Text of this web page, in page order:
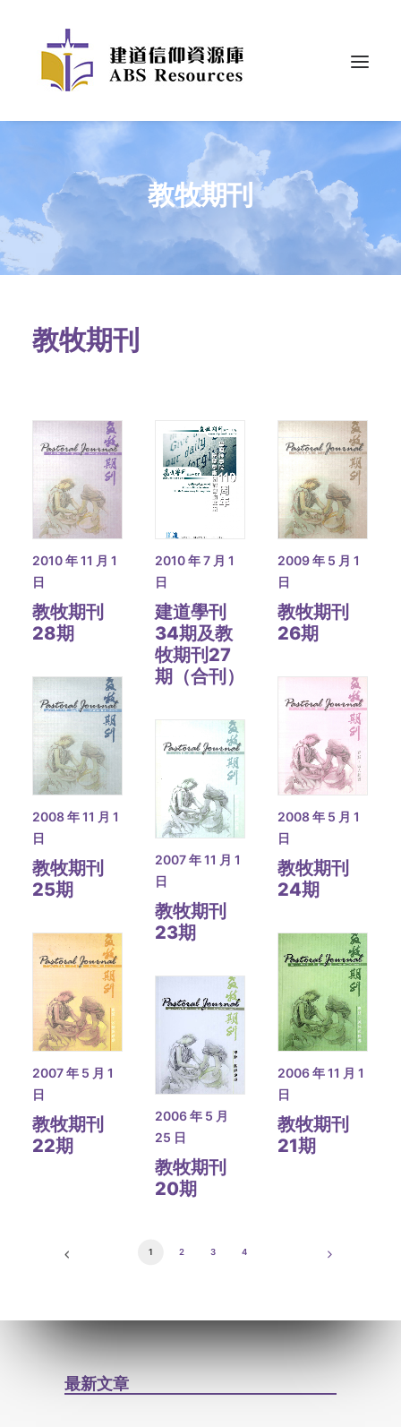
教牧期刊
教牧期刊
2010 年 11 月 1
日
教牧期刊
28期
2010 年 7 月 1
日
建道學刊
34期及教
牧期刊27
期（合刊）
2009 年 5 月 1
日
教牧期刊
26期
2008 年 11 月 1
日
教牧期刊
25期
2008 年 5 月 1
日
教牧期刊
24期
2007 年 11 月 1
日
教牧期刊
23期
2007 年 5 月 1
日
教牧期刊
22期
2006 年 11 月 1
日
教牧期刊
21期
2006 年 5 月
25 日
教牧期刊
20期
1 2 3 4
最新文章